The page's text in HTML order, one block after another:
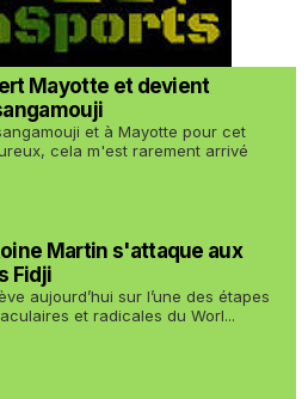
Mayotte et devient
et à Mayotte pour cet
cela m'est rarement arrivé
Martin s'attaque aux
Fidji
aujourd’hui sur l’une des étapes
et radicales du Worl...